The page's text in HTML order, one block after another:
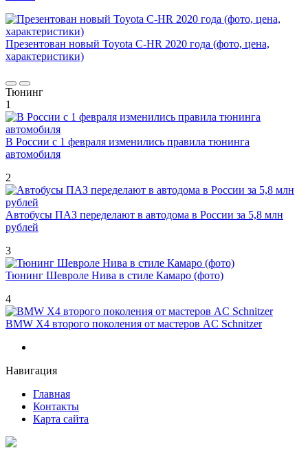
Презентован новый Toyota C-HR 2020 года (фото, цена,
характеристики)
Тюнинг
1
В России с 1 февраля изменились правила тюнинга
автомобиля
2
Автобусы ПАЗ переделают в автодома в России за 5,8 млн
рублей
3
Тюнинг Шевроле Нива в стиле Камаро (фото)
4
BMW X4 второго поколения от мастеров AC Schnitzer
Навигация
Главная
Контакты
Карта сайта